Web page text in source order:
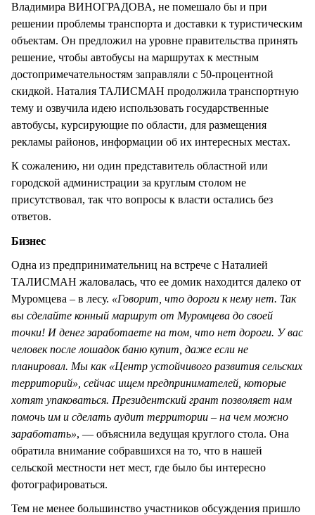
Владимира ВИНОГРАДОВА, не помешало бы и при
решении проблемы транспорта и доставки к туристическим
объектам. Он предложил на уровне правительства принять
решение, чтобы автобусы на маршрутах к местным
достопримечательностям заправляли с 50-процентной
скидкой. Наталия ТАЛИСМАН продолжила транспортную
тему и озвучила идею использовать государственные
автобусы, курсирующие по области, для размещения
рекламы районов, информации об их интересных местах.
К сожалению, ни один представитель областной или
городской администрации за круглым столом не
присутствовал, так что вопросы к власти остались без
ответов.
Бизнес
Одна из предпринимательниц на встрече с Наталией
ТАЛИСМАН жаловалась, что ее домик находится далеко от
Муромцева – в лесу. «Говорит, что дороги к нему нет. Так
вы сделайте конный маршрут от Муромцева до своей
точки! И денег заработаете на том, что нет дороги. У вас
человек после лошадок баню купит, даже если не
планировал. Мы как «Центр устойчивого развития сельских
территорий», сейчас ищем предпринимателей, которые
хотят упаковаться. Президентский грант позволяет нам
помочь им и сделать аудит территории – на чем можно
заработать», — объяснила ведущая круглого стола. Она
обратила внимание собравшихся на то, что в нашей
сельской местности нет мест, где было бы интересно
фотографироваться.
Тем не менее большинство участников обсуждения пришло